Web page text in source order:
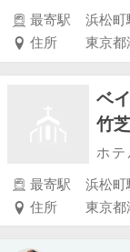
最寄駅
住所
東京都
ベ
竹芝
ホ
最寄駅
住所
東京都